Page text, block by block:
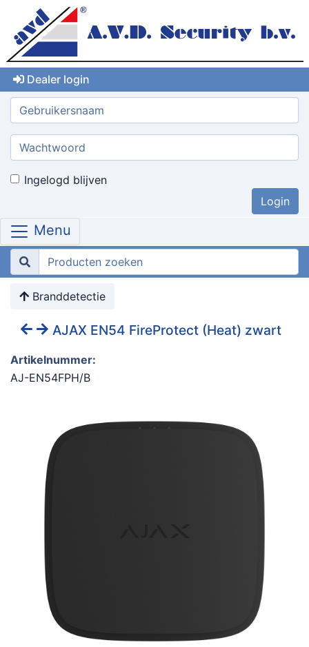
Dealer login
Gebruikersnaam:
Wachtwoord:
Ingelogd blijven
Menu
Branddetectie
AJAX EN54 FireProtect (Heat) zwart
Artikelnummer:
AJ-EN54FPH/B